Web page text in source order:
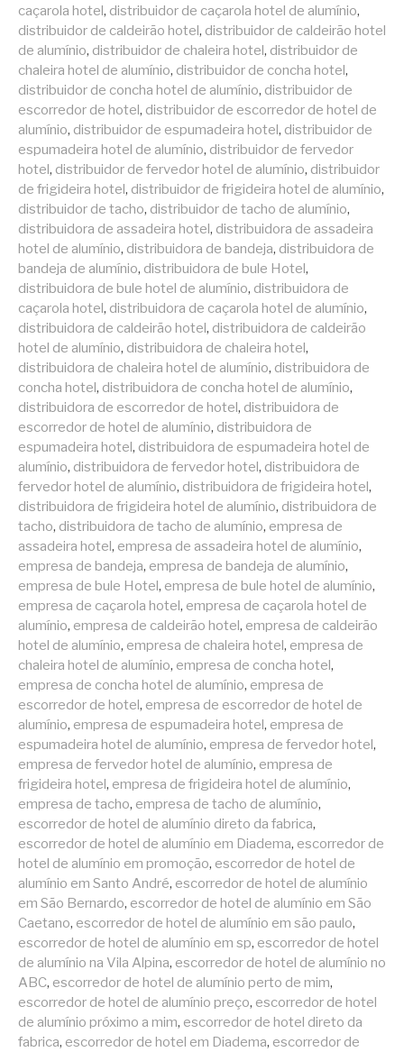
caçarola hotel, distribuidor de caçarola hotel de alumínio,
distribuidor de caldeirão hotel, distribuidor de caldeirão hotel
de alumínio, distribuidor de chaleira hotel, distribuidor de
chaleira hotel de alumínio, distribuidor de concha hotel,
distribuidor de concha hotel de alumínio, distribuidor de
escorredor de hotel, distribuidor de escorredor de hotel de
alumínio, distribuidor de espumadeira hotel, distribuidor de
espumadeira hotel de alumínio, distribuidor de fervedor
hotel, distribuidor de fervedor hotel de alumínio, distribuidor
de frigideira hotel, distribuidor de frigideira hotel de alumínio,
distribuidor de tacho, distribuidor de tacho de alumínio,
distribuidora de assadeira hotel, distribuidora de assadeira
hotel de alumínio, distribuidora de bandeja, distribuidora de
bandeja de alumínio, distribuidora de bule Hotel,
distribuidora de bule hotel de alumínio, distribuidora de
caçarola hotel, distribuidora de caçarola hotel de alumínio,
distribuidora de caldeirão hotel, distribuidora de caldeirão
hotel de alumínio, distribuidora de chaleira hotel,
distribuidora de chaleira hotel de alumínio, distribuidora de
concha hotel, distribuidora de concha hotel de alumínio,
distribuidora de escorredor de hotel, distribuidora de
escorredor de hotel de alumínio, distribuidora de
espumadeira hotel, distribuidora de espumadeira hotel de
alumínio, distribuidora de fervedor hotel, distribuidora de
fervedor hotel de alumínio, distribuidora de frigideira hotel,
distribuidora de frigideira hotel de alumínio, distribuidora de
tacho, distribuidora de tacho de alumínio, empresa de
assadeira hotel, empresa de assadeira hotel de alumínio,
empresa de bandeja, empresa de bandeja de alumínio,
empresa de bule Hotel, empresa de bule hotel de alumínio,
empresa de caçarola hotel, empresa de caçarola hotel de
alumínio, empresa de caldeirão hotel, empresa de caldeirão
hotel de alumínio, empresa de chaleira hotel, empresa de
chaleira hotel de alumínio, empresa de concha hotel,
empresa de concha hotel de alumínio, empresa de
escorredor de hotel, empresa de escorredor de hotel de
alumínio, empresa de espumadeira hotel, empresa de
espumadeira hotel de alumínio, empresa de fervedor hotel,
empresa de fervedor hotel de alumínio, empresa de
frigideira hotel, empresa de frigideira hotel de alumínio,
empresa de tacho, empresa de tacho de alumínio,
escorredor de hotel de alumínio direto da fabrica,
escorredor de hotel de alumínio em Diadema, escorredor de
hotel de alumínio em promoção, escorredor de hotel de
alumínio em Santo André, escorredor de hotel de alumínio
em São Bernardo, escorredor de hotel de alumínio em São
Caetano, escorredor de hotel de alumínio em são paulo,
escorredor de hotel de alumínio em sp, escorredor de hotel
de alumínio na Vila Alpina, escorredor de hotel de alumínio no
ABC, escorredor de hotel de alumínio perto de mim,
escorredor de hotel de alumínio preço, escorredor de hotel
de alumínio próximo a mim, escorredor de hotel direto da
fabrica, escorredor de hotel em Diadema, escorredor de